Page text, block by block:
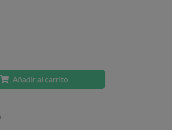
Añadir al carrito